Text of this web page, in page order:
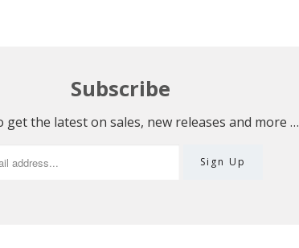
Subscribe
get the latest on sales, new releases and more …